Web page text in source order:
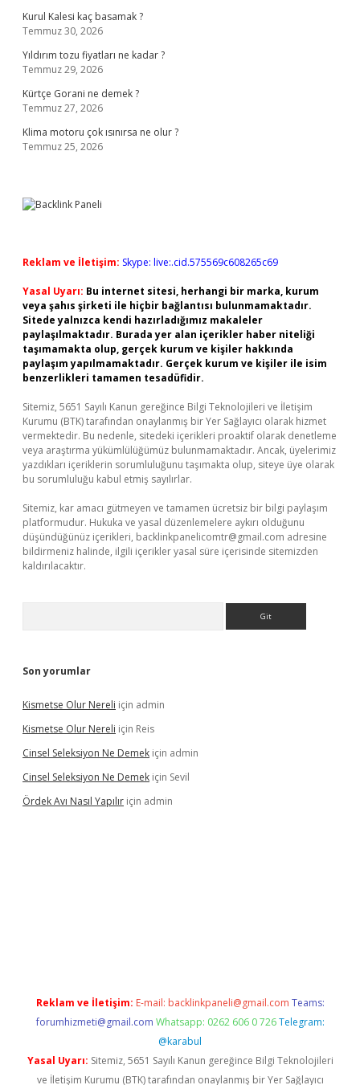
Kurul Kalesi kaç basamak ?
Temmuz 30, 2026
Yıldırım tozu fiyatları ne kadar ?
Temmuz 29, 2026
Kürtçe Gorani ne demek ?
Temmuz 27, 2026
Klima motoru çok ısınırsa ne olur ?
Temmuz 25, 2026
Reklam ve İletişim: Skype: live:.cid.575569c608265c69
Yasal Uyarı: Bu internet sitesi, herhangi bir marka, kurum
veya şahıs şirketi ile hiçbir bağlantısı bulunmamaktadır.
Sitede yalnızca kendi hazırladığımız makaleler
paylaşılmaktadır. Burada yer alan içerikler haber niteliği
taşımamakta olup, gerçek kurum ve kişiler hakkında
paylaşım yapılmamaktadır. Gerçek kurum ve kişiler ile isim
benzerlikleri tamamen tesadüfidir.
Sitemiz, 5651 Sayılı Kanun gereğince Bilgi Teknolojileri ve İletişim
Kurumu (BTK) tarafından onaylanmış bir Yer Sağlayıcı olarak hizmet
vermektedir. Bu nedenle, sitedeki içerikleri proaktif olarak denetleme
veya araştırma yükümlülüğümüz bulunmamaktadır. Ancak, üyelerimiz
yazdıkları içeriklerin sorumluluğunu taşımakta olup, siteye üye olarak
bu sorumluluğu kabul etmiş sayılırlar.
Sitemiz, kar amacı gütmeyen ve tamamen ücretsiz bir bilgi paylaşım
platformudur. Hukuka ve yasal düzenlemelere aykırı olduğunu
düşündüğünüz içerikleri, backlinkpanelicomtr@gmail.com adresine
bildirmeniz halinde, ilgili içerikler yasal süre içerisinde sitemizden
kaldırılacaktır.
Son yorumlar
Kismetse Olur Nereli için admin
Kismetse Olur Nereli için Reis
Cinsel Seleksiyon Ne Demek için admin
Cinsel Seleksiyon Ne Demek için Sevil
Ördek Avı Nasıl Yapılır için admin
Reklam ve İletişim: E-mail: backlinkpaneli@gmail.com Teams:
forumhizmeti@gmail.com Whatsapp: 0262 606 0 726 Telegram:
@karabul
Yasal Uyarı: Sitemiz, 5651 Sayılı Kanun gereğince Bilgi Teknolojileri
ve İletişim Kurumu (BTK) tarafından onaylanmış bir Yer Sağlayıcı